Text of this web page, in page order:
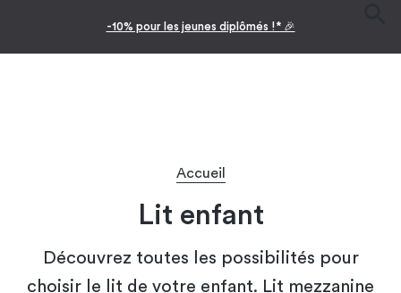
-10% pour les jeunes diplômés !* 🎉
Accueil
Lit enfant
Découvrez toutes les possibilités pour
choisir le lit de votre enfant. Lit mezzanine